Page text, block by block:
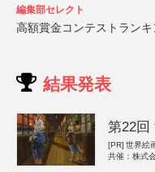
編集部セレクト
高額賞金コンテストランキ
結果発表
第22回
[PR] 世界絵
共催：株式